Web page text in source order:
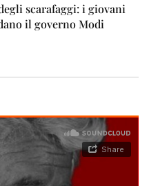
scarafaggi: i giovani
il governo Modi